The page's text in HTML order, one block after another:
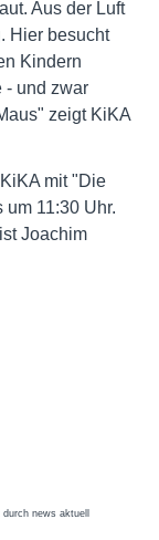
Aus der Luft
Hier besucht
Kindern
- und zwar
zeigt KiKA
mit "Die
11:30 Uhr.
Joachim
news aktuell